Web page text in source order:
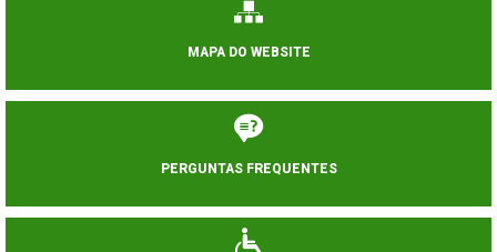
MAPA DO WEBSITE
PERGUNTAS FREQUENTES